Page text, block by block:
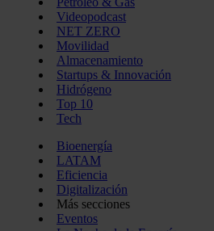
Videopodcast
NET ZERO
Movilidad
Almacenamiento
Startups & Innovación
Hidrógeno
Top 10
Tech
Bioenergía
LATAM
Eficiencia
Digitalización
Más secciones
Eventos